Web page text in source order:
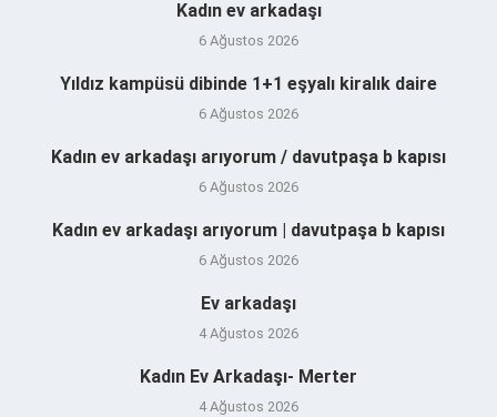
Kadın ev arkadaşı
6 Ağustos 2026
Yıldız kampüsü dibinde 1+1 eşyalı kiralık daire
6 Ağustos 2026
Kadın ev arkadaşı arıyorum / davutpaşa b kapısı
6 Ağustos 2026
Kadın ev arkadaşı arıyorum | davutpaşa b kapısı
6 Ağustos 2026
Ev arkadaşı
4 Ağustos 2026
Kadın Ev Arkadaşı- Merter
4 Ağustos 2026